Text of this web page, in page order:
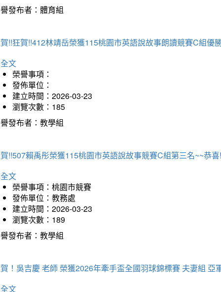
發布者：體育組
!!狂賀!!412林靖岳榮獲115桃園市英語說故事朗讀競賽C組優
文
榮譽事項：
發佈單位：
建立時間：2026-03-23
瀏覽次數：185
發布者：教學組
!!507賴禹彤榮獲115桃園市英語說故事競賽C組第三名~~恭喜
文
榮譽事項：桃園市競賽
發佈單位：教務處
建立時間：2026-03-23
瀏覽次數：189
發布者：教學組
！吳吉慶 老師 榮獲2026年牽手盃全國羽球錦標賽 夫妻組 亞
文